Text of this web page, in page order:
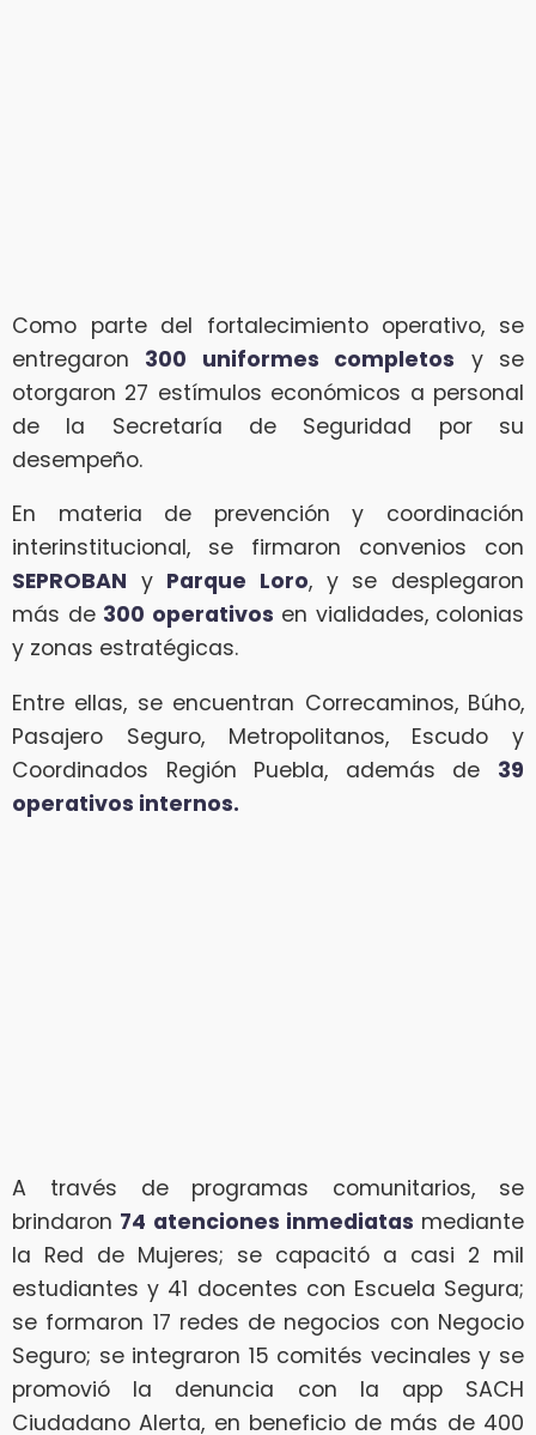
Como parte del fortalecimiento operativo, se
entregaron 300 uniformes completos y se
otorgaron 27 estímulos económicos a personal
de la Secretaría de Seguridad por su
desempeño.
En materia de prevención y coordinación
interinstitucional, se firmaron convenios con
SEPROBAN y Parque Loro, y se desplegaron
más de 300 operativos en vialidades, colonias
y zonas estratégicas.
Entre ellas, se encuentran Correcaminos, Búho,
Pasajero Seguro, Metropolitanos, Escudo y
Coordinados Región Puebla, además de 39
operativos internos.
A través de programas comunitarios, se
brindaron 74 atenciones inmediatas mediante
la Red de Mujeres; se capacitó a casi 2 mil
estudiantes y 41 docentes con Escuela Segura;
se formaron 17 redes de negocios con Negocio
Seguro; se integraron 15 comités vecinales y se
promovió la denuncia con la app SACH
Ciudadano Alerta, en beneficio de más de 400